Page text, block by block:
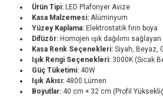
Ürün Tipi: LED Plafonyer Avize
Kasa Malzemesi: Alüminyum
Yüzey Kaplama: Elektrostatik fırın boya
Difüzör: Homojen ışık dağılımı
Kasa Renk Seçenekleri: Siyah, Beyaz,
Işık Rengi Seçenekleri: 3000K (Sıcak
Güç Tüketimi: 40W
Işık Akısı: 4800 Lümen
Boyutlar: 40 cm × 32 cm (Profil